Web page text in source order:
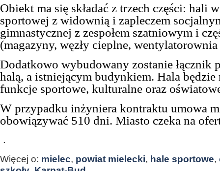
Obiekt ma się składać z trzech części: hali
sportowej z widownią i zapleczem
gimnastycznej z zespołem szatniowym i
(magazyny, węzły cieplne,
Dodatkowo wybudowany zostanie łącznik
halą, a istniejącym budynkiem. Hala będzie
funkcje sportowe, kulturalne oraz
W przypadku inżyniera kontraktu umowa
obowiązywać 510 dni. Miasto czeka na
.
Więcej o: mielec, powiat mielecki, hale sportowe,